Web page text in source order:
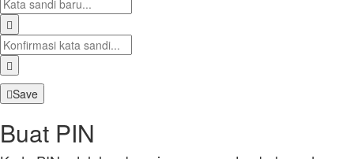
Save
Buat PIN